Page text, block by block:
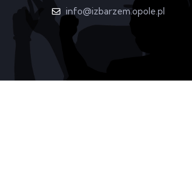
info@izbarzem.opole.pl